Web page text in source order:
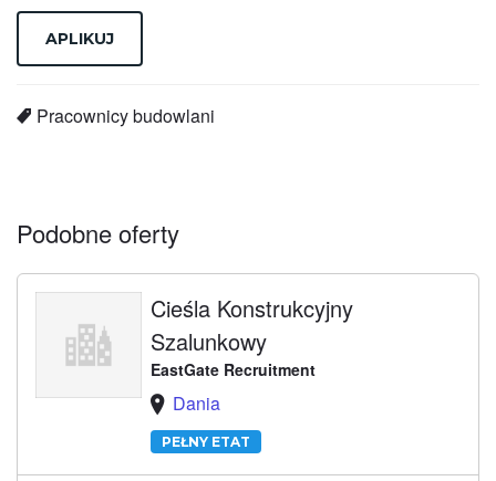
Pracownicy budowlani
Podobne oferty
Cieśla Konstrukcyjny
Szalunkowy
EastGate Recruitment
Dania
PEŁNY ETAT